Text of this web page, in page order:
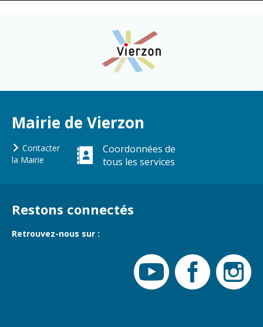
Mairie de Vierzon
Contacter
la Mairie
Coordonnées de
tous les services
Restons connectés
Retrouvez-nous sur :